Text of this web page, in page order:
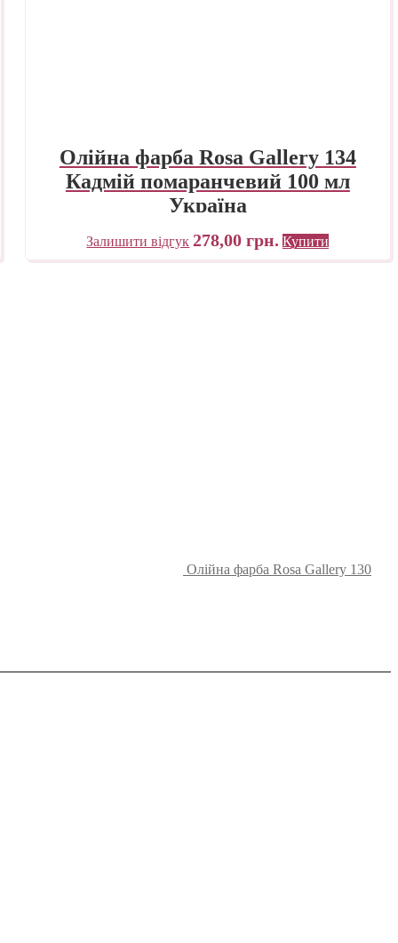
Олійна фарба Rosa Gallery 134
Кадмій помаранчевий 100 мл
Україна
Залишити відгук 278,00грн. Купити
Олійна фарба Rosa Gallery 130